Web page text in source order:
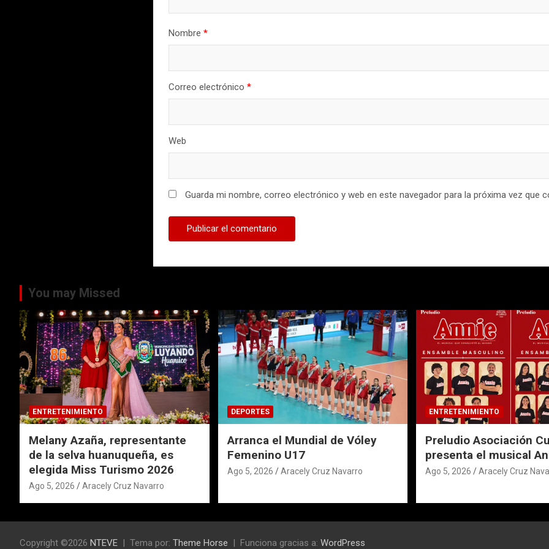
Nombre*
Correo electrónico*
Web
Guarda mi nombre, correo electrónico y web en este navegador para la próxima vez que
You may Missed
ENTRETENIMIENTO
Melany Azaña, representante
de la selva huanuqueña, es
elegida Miss Turismo 2026
Ago 5, 2026 Aracely Cruz Navarro
DEPORTES
Arranca el Mundial de Vóley
Femenino U17
Ago 5, 2026 Aracely Cruz Navarro
ENTRETENIMIENTO
Preludio Asociación
presenta el musical
Ago 5, 2026 Aracely Cruz
Copyright ©2026 NTEVE Tema por: Theme Horse Funciona gracias a: WordPress